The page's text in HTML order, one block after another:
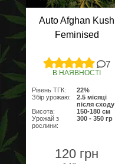
Auto Afghan Kush
Feminised
7
В НАЯВНОСТІ
Рівень ТГК:
22%
Збір урожаю:
2.5 місяці
після сходу
Висота:
150-180 см
Урожай з
рослини:
300 - 350 гр
120 грн